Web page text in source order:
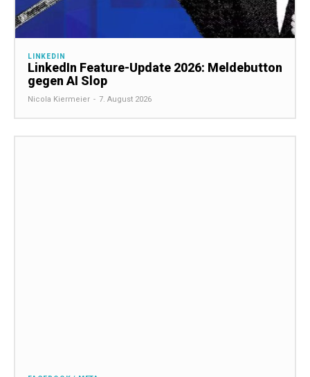
LINKEDIN
LinkedIn Feature-Update 2026: Meldebutton
gegen AI Slop
Nicola Kiermeier - 7. August 2026